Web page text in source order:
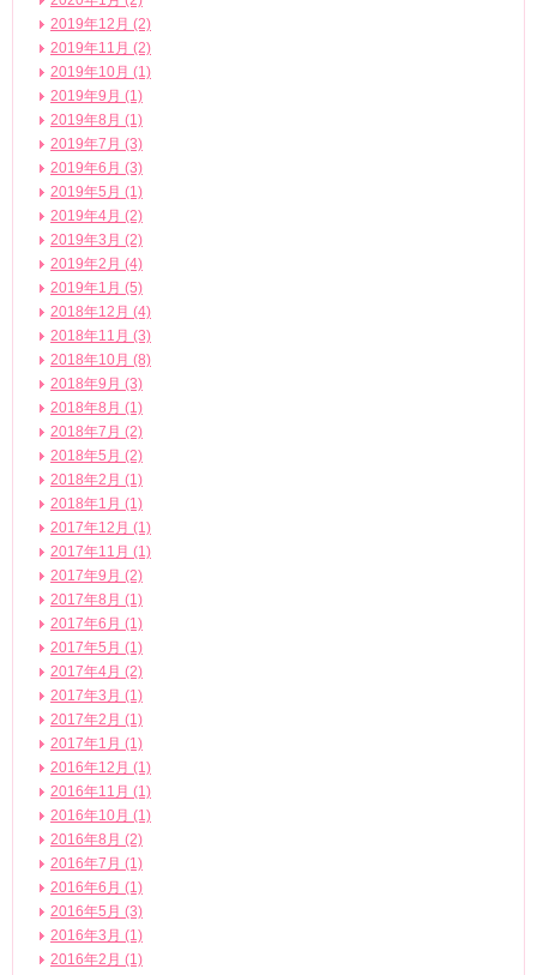
2019年12月 (2)
2019年11月 (2)
2019年10月 (1)
2019年9月 (1)
2019年8月 (1)
2019年7月 (3)
2019年6月 (3)
2019年5月 (1)
2019年4月 (2)
2019年3月 (2)
2019年2月 (4)
2019年1月 (5)
2018年12月 (4)
2018年11月 (3)
2018年10月 (8)
2018年9月 (3)
2018年8月 (1)
2018年7月 (2)
2018年5月 (2)
2018年2月 (1)
2018年1月 (1)
2017年12月 (1)
2017年11月 (1)
2017年9月 (2)
2017年8月 (1)
2017年6月 (1)
2017年5月 (1)
2017年4月 (2)
2017年3月 (1)
2017年2月 (1)
2017年1月 (1)
2016年12月 (1)
2016年11月 (1)
2016年10月 (1)
2016年8月 (2)
2016年7月 (1)
2016年6月 (1)
2016年5月 (3)
2016年3月 (1)
2016年2月 (1)